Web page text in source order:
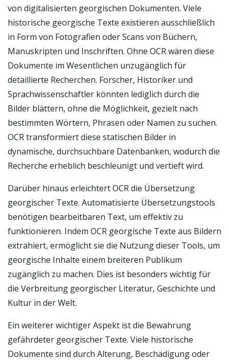
von digitalisierten georgischen Dokumenten. Viele
historische georgische Texte existieren ausschließlich
in Form von Fotografien oder Scans von Büchern,
Manuskripten und Inschriften. Ohne OCR wären diese
Dokumente im Wesentlichen unzugänglich für
detaillierte Recherchen. Forscher, Historiker und
Sprachwissenschaftler könnten lediglich durch die
Bilder blättern, ohne die Möglichkeit, gezielt nach
bestimmten Wörtern, Phrasen oder Namen zu suchen.
OCR transformiert diese statischen Bilder in
dynamische, durchsuchbare Datenbanken, wodurch die
Recherche erheblich beschleunigt und vertieft wird.
Darüber hinaus erleichtert OCR die Übersetzung
georgischer Texte. Automatisierte Übersetzungstools
benötigen bearbeitbaren Text, um effektiv zu
funktionieren. Indem OCR georgische Texte aus Bildern
extrahiert, ermöglicht sie die Nutzung dieser Tools, um
georgische Inhalte einem breiteren Publikum
zugänglich zu machen. Dies ist besonders wichtig für
die Verbreitung georgischer Literatur, Geschichte und
Kultur in der Welt.
Ein weiterer wichtiger Aspekt ist die Bewahrung
gefährdeter georgischer Texte. Viele historische
Dokumente sind durch Alterung, Beschädigung oder